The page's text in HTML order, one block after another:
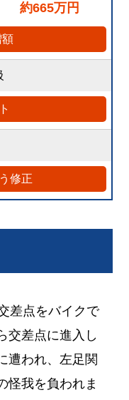
約665万円
額
）
修正
差点をバイクで
交差点に進入し
遭われ、左足関
怪我を負われま